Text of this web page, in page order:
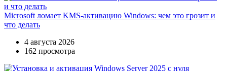
Microsoft ломает KMS-активацию Windows: чем это грозит и
что делать
4 августа 2026
162 просмотра